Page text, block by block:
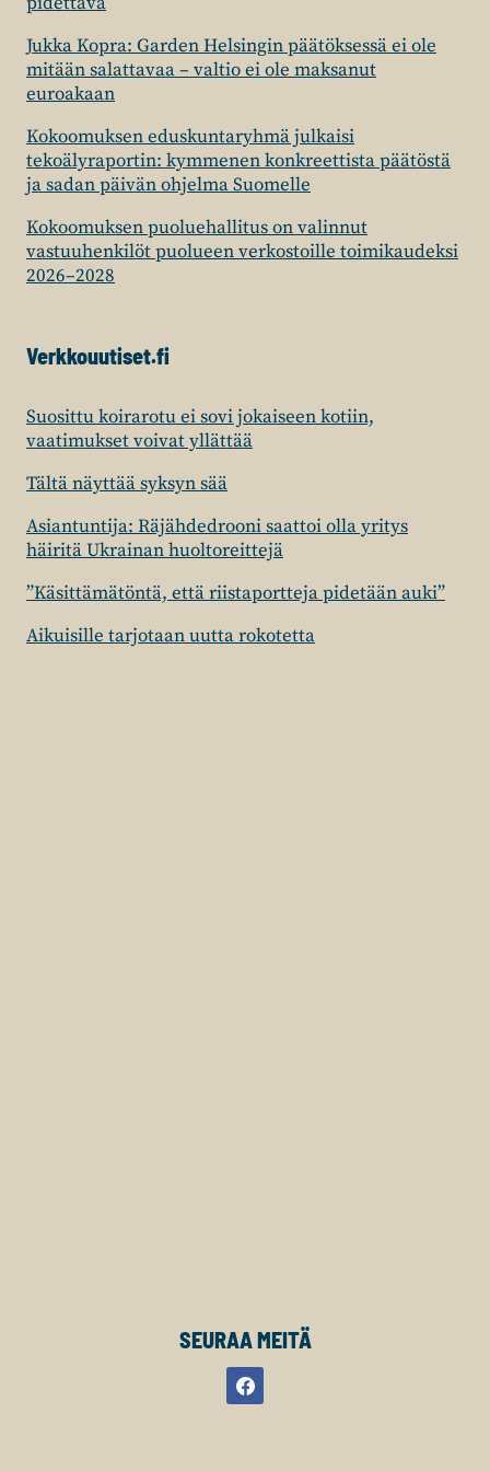
Jukka Kopra: Garden Helsingin päätöksessä ei ole
mitään salattavaa – valtio ei ole maksanut
euroakaan
Kokoomuksen eduskuntaryhmä julkaisi
tekoälyraportin: kymmenen konkreettista päätöstä
ja sadan päivän ohjelma Suomelle
Kokoomuksen puoluehallitus on valinnut
vastuuhenkilöt puolueen verkostoille toimikaudeksi
2026–2028
Verkkouutiset.fi
Suosittu koirarotu ei sovi jokaiseen kotiin,
vaatimukset voivat yllättää
Tältä näyttää syksyn sää
Asiantuntija: Räjähdedrooni saattoi olla yritys
häiritä Ukrainan huoltoreittejä
”Käsittämätöntä, että riistaportteja pidetään auki”
Aikuisille tarjotaan uutta rokotetta
SEURAA MEITÄ